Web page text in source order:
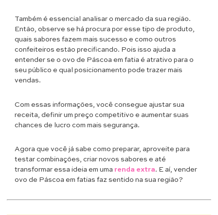
Também é essencial analisar o mercado da sua região.
Então, observe se há procura por esse tipo de produto,
quais sabores fazem mais sucesso e como outros
confeiteiros estão precificando. Pois isso ajuda a
entender se o ovo de Páscoa em fatia é atrativo para o
seu público e qual posicionamento pode trazer mais
vendas.
Com essas informações, você consegue ajustar sua
receita, definir um preço competitivo e aumentar suas
chances de lucro com mais segurança.
Agora que você já sabe como preparar, aproveite para
testar combinações, criar novos sabores e até
transformar essa ideia em uma renda extra. E aí, vender
ovo de Páscoa em fatias faz sentido na sua região?